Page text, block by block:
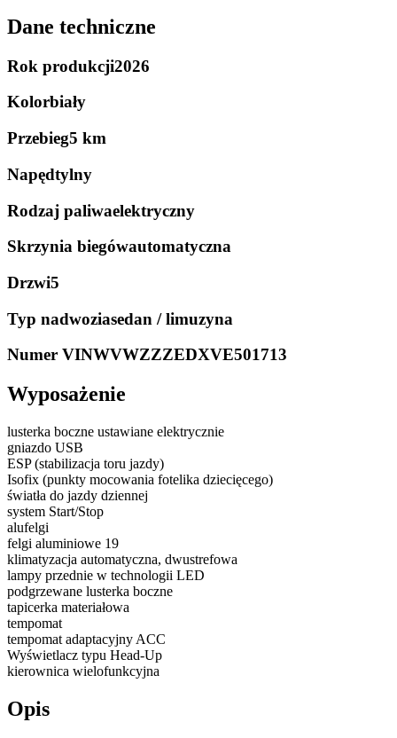
Dane techniczne
Rok produkcji2026
Kolorbiały
Przebieg5 km
Napędtylny
Rodzaj paliwaelektryczny
Skrzynia biegówautomatyczna
Drzwi5
Typ nadwoziasedan / limuzyna
Numer VINWVWZZZEDXVE501713
Wyposażenie
lusterka boczne ustawiane elektrycznie
gniazdo USB
ESP (stabilizacja toru jazdy)
Isofix (punkty mocowania fotelika dziecięcego)
światła do jazdy dziennej
system Start/Stop
alufelgi
felgi aluminiowe 19
klimatyzacja automatyczna, dwustrefowa
lampy przednie w technologii LED
podgrzewane lusterka boczne
tapicerka materiałowa
tempomat
tempomat adaptacyjny ACC
Wyświetlacz typu Head-Up
kierownica wielofunkcyjna
Opis